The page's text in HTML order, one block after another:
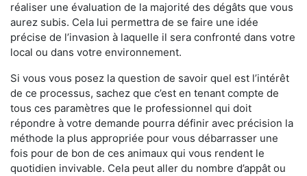
réaliser une évaluation de la majorité des dégâts que vous
aurez subis. Cela lui permettra de se faire une idée
précise de l’invasion à laquelle il sera confronté dans votre
local ou dans votre environnement.
Si vous vous posez la question de savoir quel est l’intérêt
de ce processus, sachez que c’est en tenant compte de
tous ces paramètres que le professionnel qui doit
répondre à votre demande pourra définir avec précision la
méthode la plus appropriée pour vous débarrasser une
fois pour de bon de ces animaux qui vous rendent le
quotidien invivable. Cela peut aller du nombre d’appât ou